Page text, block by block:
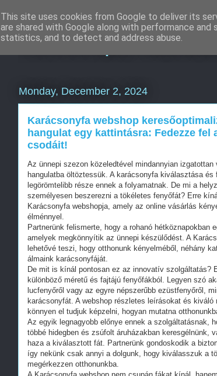
Monday, December 2, 2024
Karácsonyfa webshop
hangulat egy kattintásra: Fedezze fel
csodáit!
Az ünnepi szezon közeledtével mindannyian
hangulatba öltöztessük. A karácsonyfa kiválasztása
legörömtelibb része ennek a folyamatnak. De mi a
személyesen beszerezni a tökéletes fenyőfát? Erre
Karácsonyfa webshopja, amely az online vásárlás
élménnyel.
Partnerünk felismerte, hogy a rohanó hétköznapokban
amelyek megkönnyítik az ünnepi készülődést. A
lehetővé teszi, hogy otthonunk kényelméből, néhány
álmaink karácsonyfáját.
De mit is kínál pontosan ez az innovatív szolgáltatás?
különböző méretű és fajtájú fenyőfákból. Legyen szó
lucfenyőről vagy az egyre népszerűbb ezüstfenyőről,
karácsonyfát. A webshop részletes leírásokat és
könnyen el tudjuk képzelni, hogyan mutatna
Az egyik legnagyobb előnye ennek a szolgáltatásnak,
többé hidegben és zsúfolt áruházakban keresgélnünk,
haza a kiválasztott fát. Partnerünk gondoskodik a
így nekünk csak annyi a dolgunk, hogy kiválasszuk a
megérkezzen otthonunkba.
This site uses cookies from Google to deliver its
are shared with Google along with performance
statistics, and to detect and address abuse.